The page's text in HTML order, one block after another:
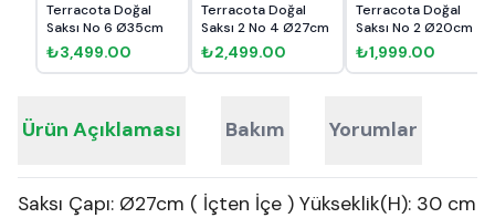
Terracota Doğal
Saksı No 6 Ø35cm
₺3,499.00
Terracota Doğal
Saksı 2 No 4 Ø27cm
₺2,499.00
Terracota Doğal
Saksı No 2 Ø20cm
₺1,999.00
Ürün Açıklaması Bakım Yorumlar
Saksı Çapı: Ø27cm ( İçten İçe ) Yükseklik(H): 30 cm